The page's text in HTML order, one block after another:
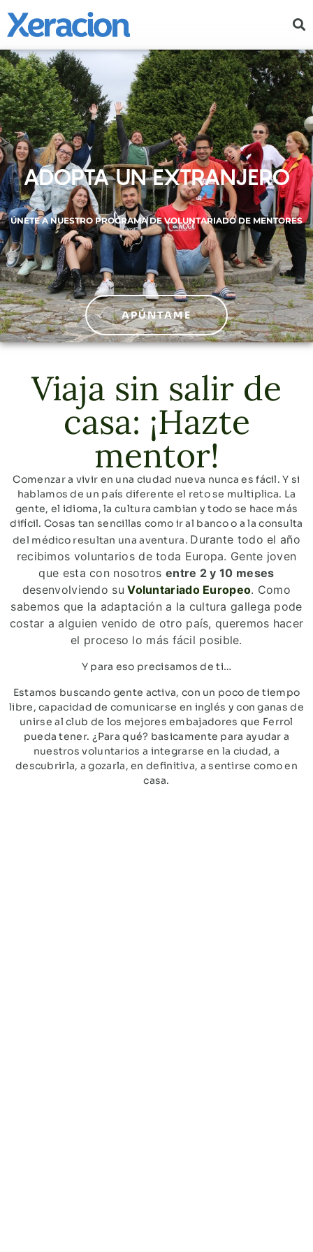
ADOPTA UN EXTRANJERO
ÚNETE A NUESTRO PROGRAMA DE VOLUNTARIADO DE MENTORES
APÚNTAME
Viaja sin salir de
casa: ¡Hazte
mentor!
Comenzar a vivir en una ciudad nueva nunca es fácil. Y si
hablamos de un país diferente el reto se multiplica. La
gente, el idioma, la cultura cambian y todo se hace más
difícil. Cosas tan sencillas como ir al banco o a la consulta
del médico resultan una aventura. Durante todo el año
recibimos voluntarios de toda Europa. Gente joven
que esta con nosotrosentre 2 y 10 meses
desenvolviendo su Voluntariado Europeo. Como
sabemos que la adaptación a la cultura gallega pode
costar a alguien venido de otro país, queremos hacer
el proceso lo más fácil posible.
Y para eso precisamos de ti…
Estamos buscando gente activa, con un poco de tiempo
libre, capacidad de comunicarse en inglés y con ganas de
unirse al club de los mejores embajadores que Ferrol
pueda tener. ¿Para qué? basicamente para ayudar a
nuestros voluntarios a integrarse en la ciudad, a
descubrirla, a gozarla, en definitiva, a sentirse como en
casa.